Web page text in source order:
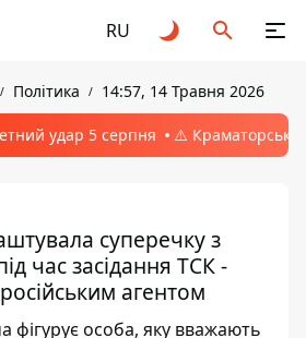
RU
Політика 14:57, 14 Травня 2026
удар 5 серпня ⚠️ Краматорськ,
суперечку з
час засідання ТСК -
агентом
фігурує особа, яку вважають